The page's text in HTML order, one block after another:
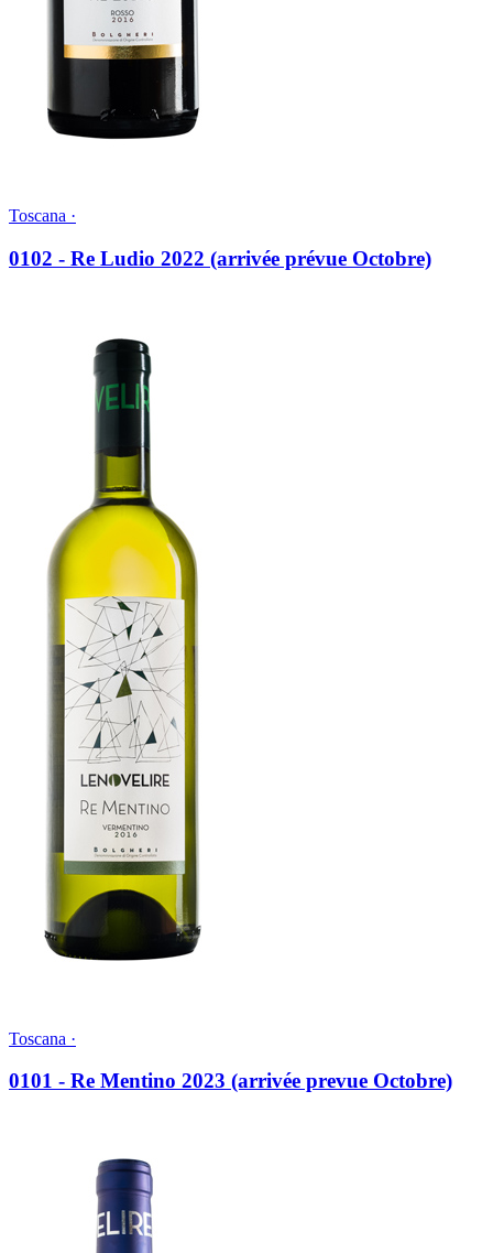
Toscana ·
0102 - Re Ludio 2022 (arrivée prévue Octobre)
Toscana ·
0101 - Re Mentino 2023 (arrivée prevue Octobre)